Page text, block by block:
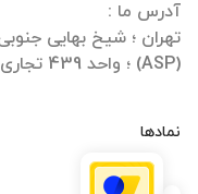
تهران ؛ شیخ بهایی
(ASP) ؛ واحد 439 تجاری
نمادها